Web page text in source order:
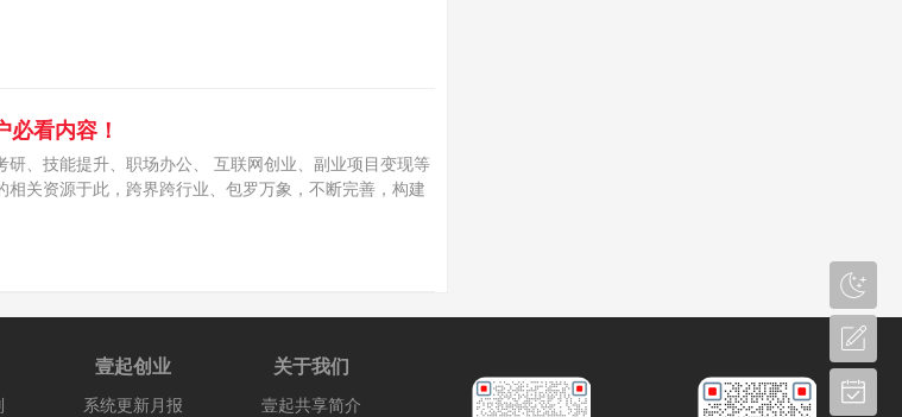
必看内容！
研、技能提升、职场办公、 互联网创业、副业项目变现等
关资源于此，跨界跨行业、包罗万象，不断完善，构建
壹起创业
系统更新月报
关于我们
壹起共享简介